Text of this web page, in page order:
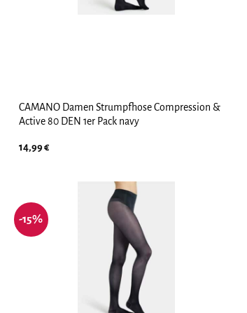
CAMANO Damen Strumpfhose Compression &
Active 80 DEN 1er Pack navy
14,99€
-15%